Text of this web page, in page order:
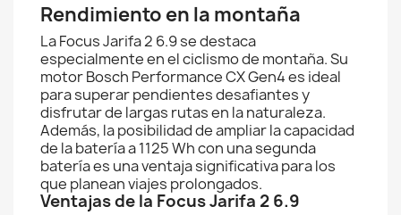
Rendimiento en la montaña
La Focus Jarifa 2 6.9 se destaca
especialmente en el ciclismo de montaña. Su
motor Bosch Performance CX Gen4 es ideal
para superar pendientes desafiantes y
disfrutar de largas rutas en la naturaleza.
Además, la posibilidad de ampliar la capacidad
de la batería a 1125 Wh con una segunda
batería es una ventaja significativa para los
que planean viajes prolongados.
Ventajas de la Focus Jarifa 2 6.9